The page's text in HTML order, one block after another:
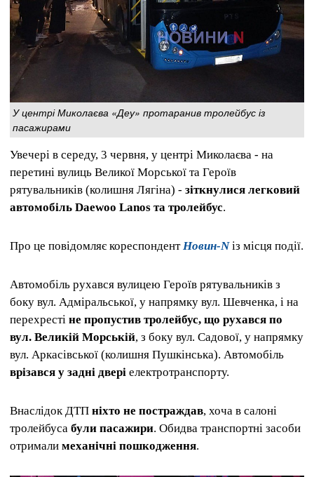
У центрі Миколаєва «Деу» протаранив тролейбус із
пасажирами
Увечері в середу, 3 червня, у центрі Миколаєва - на
перетині вулиць Великої Морської та Героїв
рятувальників (колишня Лягіна) - зіткнулися легковий
автомобіль Daewoo Lanos та тролейбус.
Про це повідомляє кореспондент Новин-Nіз місця події.
Автомобіль рухався вулицею Героїв рятувальників з
боку вул. Адміральської, у напрямку вул. Шевченка, і на
перехресті не пропустив тролейбус, що рухався по
вул. Великій Морській, з боку вул. Садової, у напрямку
вул. Аркасівської (колишня Пушкінська). Автомобіль
врізався у задні двері електротранспорту.
Внаслідок ДТП ніхто не постраждав, хоча в салоні
тролейбуса були пасажири. Обидва транспортні засоби
отримали механічні пошкодження.